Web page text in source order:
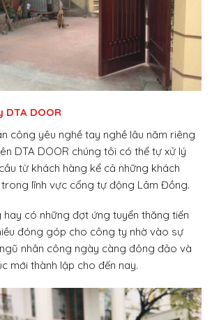
DOOR
công yêu nghề tay nghề lâu năm riêng
DTA DOOR chúng tôi có thể tự xử lý
từ khách hàng kể cả những khách
lĩnh vực cổng tự động Lâm Đồng.
hay có những đợt ứng tuyển thăng tiến
đóng góp cho công ty nhờ vào sự
nhân công ngày càng đông đảo và
mới thành lập cho đến nay.